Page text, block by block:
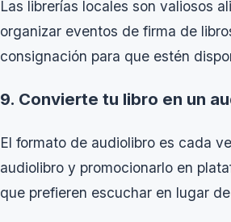
Las librerías locales son valiosos
organizar eventos de firma de
consignación para que estén
9. Convierte tu libro en un
El formato de audiolibro es cada
audiolibro y promocionarlo en
que prefieren escuchar en lugar de